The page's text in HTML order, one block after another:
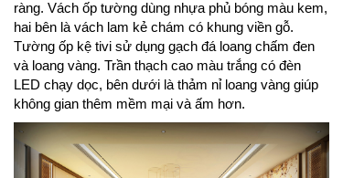
ràng. Vách ốp tường dùng nhựa phủ bóng màu kem,
hai bên là vách lam kẻ chám có khung viền gỗ.
Tường ốp kệ tivi sử dụng gạch đá loang chấm đen
và loang vàng. Trần thạch cao màu trắng có đèn
LED chạy dọc, bên dưới là thảm nỉ loang vàng giúp
không gian thêm mềm mại và ấm hơn.